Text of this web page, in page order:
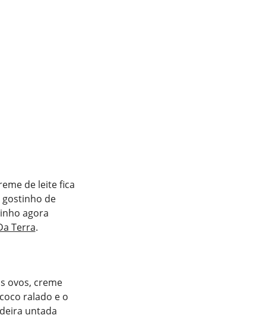
de leite fica
de
agora
Terra.
ovos, creme
ralado e o
untada